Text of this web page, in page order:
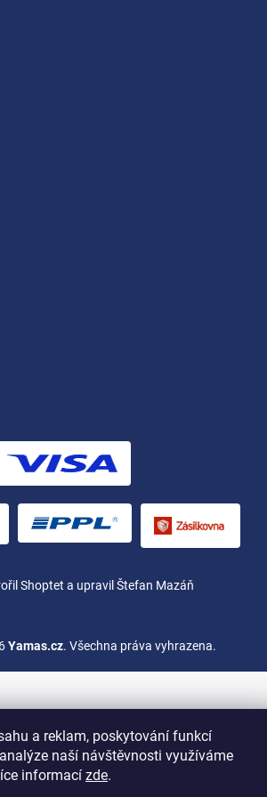
a reklam, poskytování funkcí
naší návštěvnosti využíváme
informací zde.
Shoptet a upravil Štefan Mazáň
Yamas.cz. Všechna práva vyhrazena.